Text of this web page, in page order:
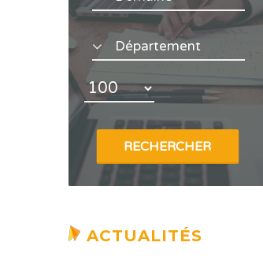
ACTUALITÉS